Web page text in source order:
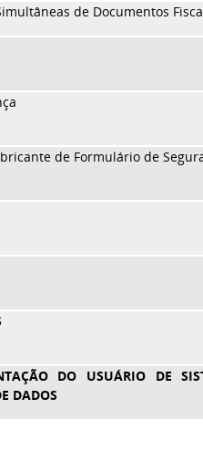
de Documentos
de Formulário de
DO USUÁRIO DE
DADOS